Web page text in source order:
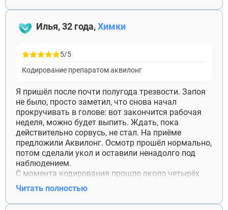
Илья, 32 года,Химки
5/5
Кодирование препаратом аквилонг
Я пришёл после почти полугода трезвости. Запоя
не было, просто заметил, что снова начал
прокручивать в голове: вот закончится рабочая
неделя, можно будет выпить. Ждать, пока
действительно сорвусь, не стал. На приёме
предложили Аквилонг. Осмотр прошёл нормально,
потом сделали укол и оставили ненадолго под
наблюдением.
С момента кодирования прошло около четырёх
месяцев. В обычные дни об алкоголе почти не
думаю, сложнее на встречах с друзьями. Один раз
уже сидел в машине перед рестораном и хотел
Читать полностью